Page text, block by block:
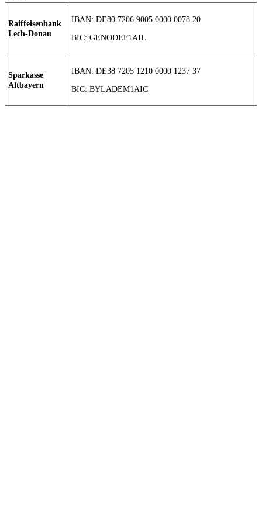
Raiffeisenbank
Lech-Donau
IBAN: DE80 7206 9005 0000 0078 20
BIC: GENODEF1AIL
Sparkasse
Altbayern
IBAN: DE38 7205 1210 0000 1237 37
BIC: BYLADEM1AIC